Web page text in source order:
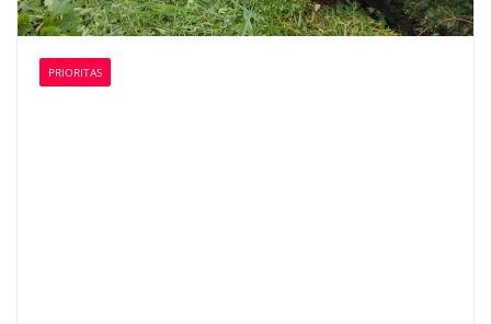
PRIORITAS